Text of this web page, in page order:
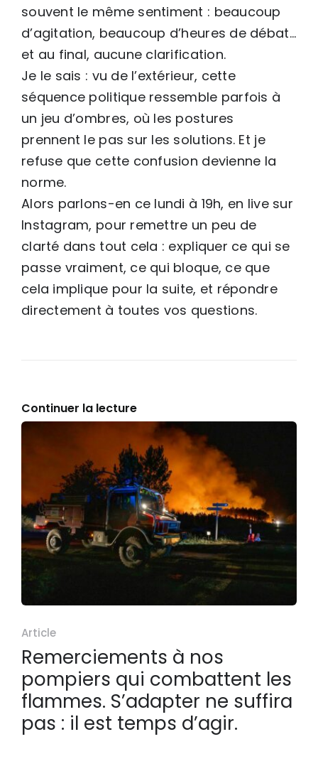
souvent le même sentiment : beaucoup
d’agitation, beaucoup d’heures de débat…
et au final, aucune clarification.
Je le sais : vu de l’extérieur, cette
séquence politique ressemble parfois à
un jeu d’ombres, où les postures
prennent le pas sur les solutions. Et je
refuse que cette confusion devienne la
norme.
Alors parlons-en ce lundi à 19h, en live sur
Instagram, pour remettre un peu de
clarté dans tout cela : expliquer ce qui se
passe vraiment, ce qui bloque, ce que
cela implique pour la suite, et répondre
directement à toutes vos questions.
Continuer la lecture
Article
Remerciements à nos
pompiers qui combattent les
flammes. S’adapter ne suffira
pas : il est temps d’agir.